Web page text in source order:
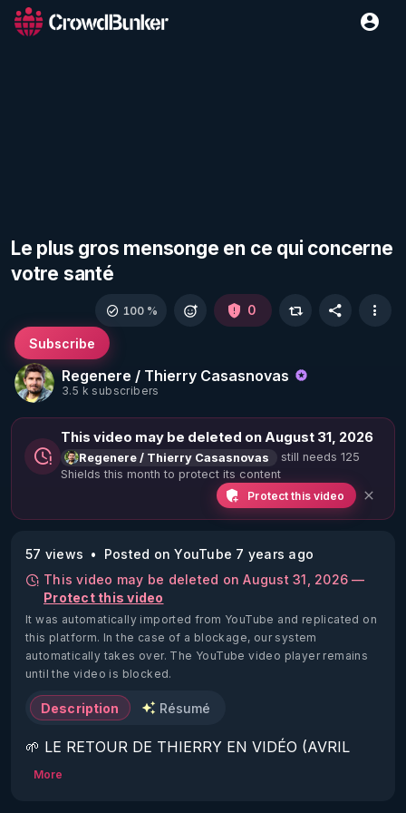
Le plus gros mensonge en ce qui concerne
votre santé
Regenere / Thierry Casasnovas
3.5 k subscribers
Subscribe
100 % 0
This video may be deleted on August 31, 2026
Regenere / Thierry Casasnovas
still needs 125
Shields this month to protect its content
Protect this video
57 views
Posted on YouTube 7 years ago
This video may be deleted on August 31, 2026 —
Protect this video
It was automatically imported from YouTube and replicated on
this platform. In the case of a blockage, our system
automatically takes over. The YouTube video player remains
until the video is blocked.
Description Résumé
🌱 LE RETOUR DE THIERRY EN VIDÉO (AVRIL
2022)!
More